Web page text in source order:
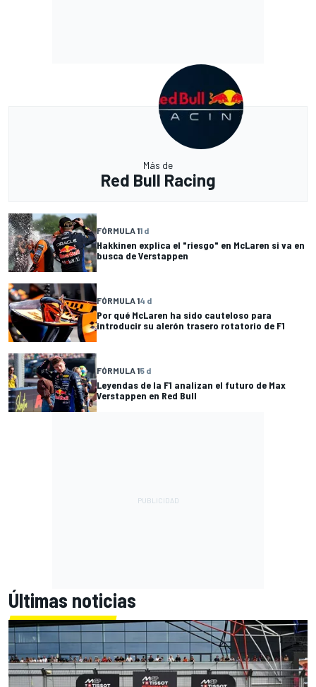
Más de
Red Bull Racing
FÓRMULA 11 d
Hakkinen explica el "riesgo" en McLaren si va en
busca de Verstappen
FÓRMULA 14 d
Por qué McLaren ha sido cauteloso para
introducir su alerón trasero rotatorio de F1
FÓRMULA 15 d
Leyendas de la F1 analizan el futuro de Max
Verstappen en Red Bull
Últimas noticias